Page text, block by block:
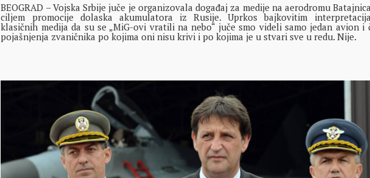
BEOGRAD – Vojska Srbije juče je organizovala događaj za medije na aerodromu
ciljem promocije dolaska akumulatora iz Rusije. Uprkos bajkovitim
klasičnih medija da su se „MiG-ovi vratili na nebo“ juče smo videli samo jedan avion i
pojašnjenja zvaničnika po kojima oni nisu krivi i po kojima je u stvari sve u redu. Nije.